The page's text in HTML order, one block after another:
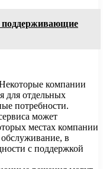
поддерживающие
компании
для отдельных
потребности.
может
местах компании
в
с поддержкой